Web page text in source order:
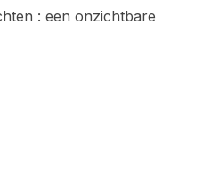
: een onzichtbare